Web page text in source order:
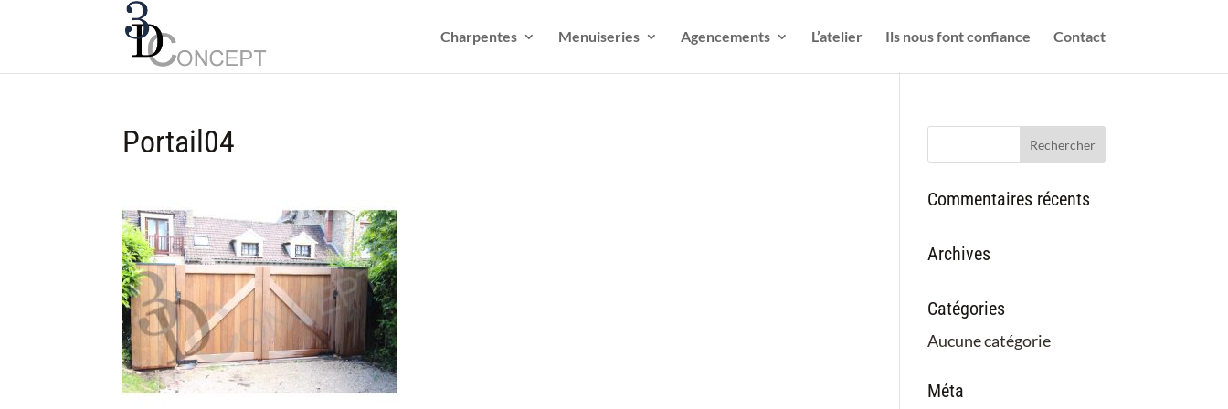
Charpentes Menuiseries Agencements L’atelier Ils nous font confiance Contact
Portail04
Commentaires récents
Archives
Catégories
Aucune catégorie
Méta